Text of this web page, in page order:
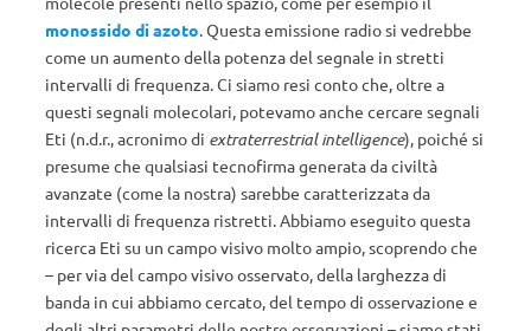
monossido di azoto. Questa emissione radio si vedrebbe
come un aumento della potenza del segnale in stretti
intervalli di frequenza. Ci siamo resi conto che, oltre a
questi segnali molecolari, potevamo anche cercare segnali
Eti (n.d.r., acronimo di extraterrestrial intelligence), poiché si
presume che qualsiasi tecnofirma generata da civiltà
avanzate (come la nostra) sarebbe caratterizzata da
intervalli di frequenza ristretti. Abbiamo eseguito questa
ricerca Eti su un campo visivo molto ampio, scoprendo che
– per via del campo visivo osservato, della larghezza di
banda in cui abbiamo cercato, del tempo di osservazione e